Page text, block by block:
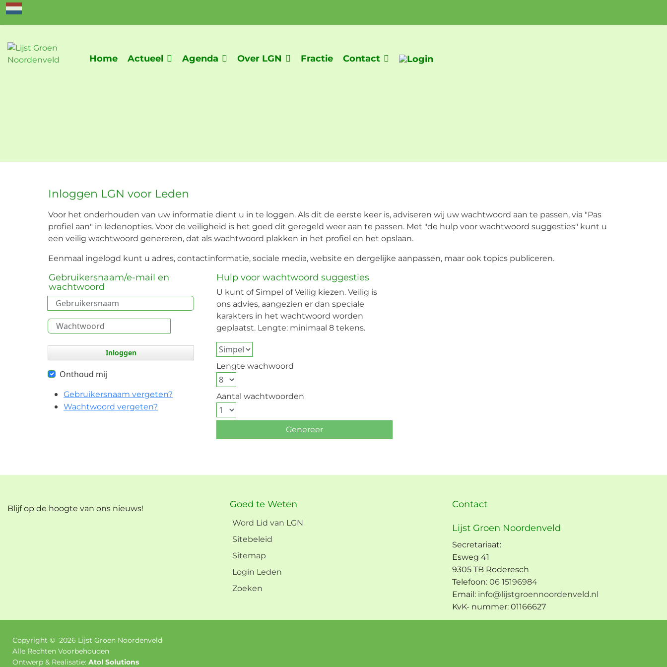
Home Actueel Agenda Over LGN Fractie Contact
Inloggen LGN voor Leden
Voor het onderhouden van uw informatie dient u in te loggen. Als dit de eerste keer is, adviseren wij uw wachtwoord aan te passen, via "Pas
profiel aan" in ledenopties. Voor de veiligheid is het goed dit geregeld weer aan te passen. Met "de hulp voor wachtwoord suggesties" kunt u
een veilig wachtwoord genereren, dat als wachtwoord plakken in het profiel en het opslaan.
Eenmaal ingelogd kunt u adres, contactinformatie, sociale media, website en dergelijke aanpassen, maar ook topics publiceren.
Gebruikersnaam/e-mail en
wachtwoord
Gebruikersnaam
WachtwoordShow Password
Inloggen
Onthoud mij
Gebruikersnaam vergeten?
Wachtwoord vergeten?
Hulp voor wachtwoord suggesties
U kunt of Simpel of Veilig kiezen. Veilig is
ons advies, aangezien er dan speciale
karakters in het wachtwoord worden
geplaatst. Lengte: minimaal 8 tekens.
Lengte wachwoord
Aantal wachtwoorden
Genereer
Blijf op de hoogte van ons nieuws! Goed te Weten
Word Lid van LGN
Sitebeleid
Sitemap
Login Leden
Zoeken
Contact
Lijst Groen Noordenveld
Secretariaat:
Esweg 41
9305 TB Roderesch
Telefoon: 06 15196984
Email: info@lijstgroennoordenveld.nl
KvK- nummer: 01166627
Copyright © 2026 Lijst Groen Noordenveld
Alle Rechten Voorbehouden
Ontwerp & Realisatie: Atol Solutions